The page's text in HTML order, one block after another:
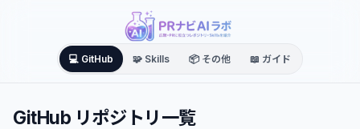
💻 GitHub 🧩 Skills 📦 その他 📖 ガイド
GitHub リポジトリ一覧